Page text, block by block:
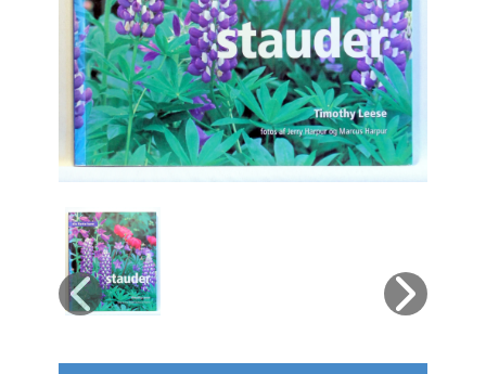
Filosofi
Håndarbejde
Håndværk
Historie
Hus / Have
Husdyr